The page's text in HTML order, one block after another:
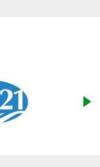
児童労働のない
権利が守られた